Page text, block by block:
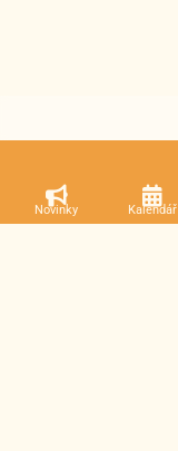
Novinky Kalendář